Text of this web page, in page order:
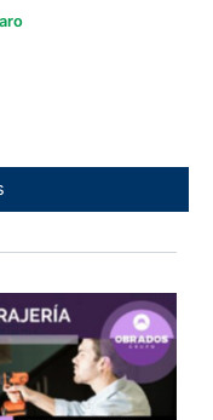
Cerrajería